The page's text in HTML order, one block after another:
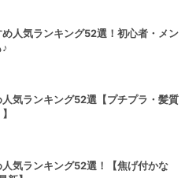
人気ランキング52選！初心者・メン
気ランキング52選【プチプラ・髪質
気ランキング52選！【焦げ付かな